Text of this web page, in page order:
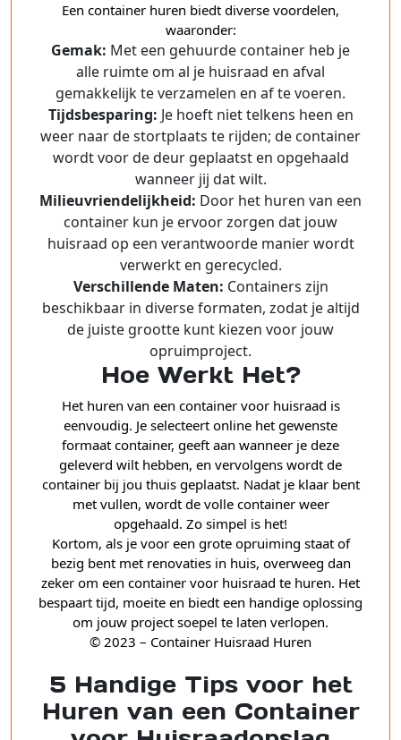
Een container huren biedt diverse voordelen,
waaronder:
Gemak: Met een gehuurde container heb je
alle ruimte om al je huisraad en afval
gemakkelijk te verzamelen en af te voeren.
Tijdsbesparing: Je hoeft niet telkens heen en
weer naar de stortplaats te rijden; de container
wordt voor de deur geplaatst en opgehaald
wanneer jij dat wilt.
Milieuvriendelijkheid: Door het huren van een
container kun je ervoor zorgen dat jouw
huisraad op een verantwoorde manier wordt
verwerkt en gerecycled.
Verschillende Maten: Containers zijn
beschikbaar in diverse formaten, zodat je altijd
de juiste grootte kunt kiezen voor jouw
opruimproject.
Hoe Werkt Het?
Het huren van een container voor huisraad is
eenvoudig. Je selecteert online het gewenste
formaat container, geeft aan wanneer je deze
geleverd wilt hebben, en vervolgens wordt de
container bij jou thuis geplaatst. Nadat je klaar bent
met vullen, wordt de volle container weer
opgehaald. Zo simpel is het!
Kortom, als je voor een grote opruiming staat of
bezig bent met renovaties in huis, overweeg dan
zeker om een container voor huisraad te huren. Het
bespaart tijd, moeite en biedt een handige oplossing
om jouw project soepel te laten verlopen.
© 2023 – Container Huisraad Huren
5 Handige Tips voor het
Huren van een Container